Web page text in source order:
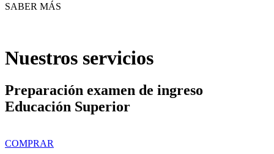
SABER MÁS
Nuestros servicios
Preparación examen de ingreso
Educación Superior
COMPRAR